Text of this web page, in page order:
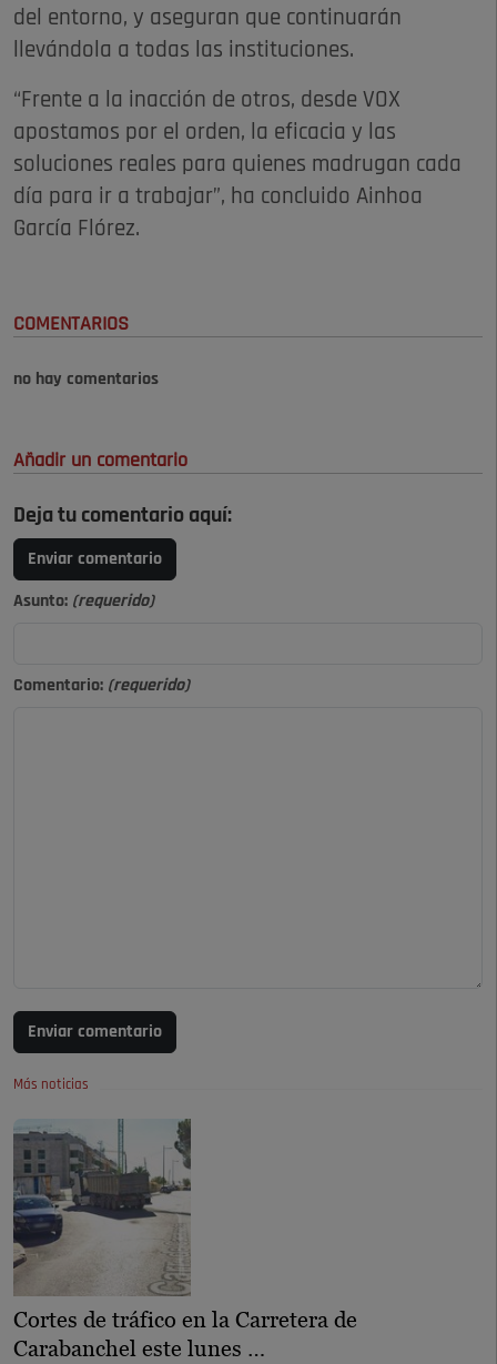
del entorno, y aseguran que continuarán
llevándola a todas las instituciones.
“Frente a la inacción de otros, desde VOX
apostamos por el orden, la eficacia y las
soluciones reales para quienes madrugan cada
día para ir a trabajar”, ha concluido Ainhoa
García Flórez.
COMENTARIOS
no hay comentarios
Añadir un comentario
Deja tu comentario aquí:
Enviar comentario
Asunto: (requerido)
Comentario: (requerido)
Enviar comentario
Más noticias
Cortes de tráfico en la Carretera de
Carabanchel este lunes …